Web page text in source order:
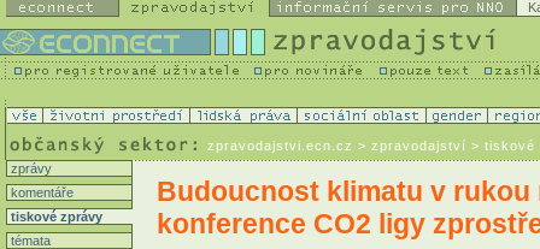
zpravodajstvi.ecn.cz > zpravodajství > tiskové
zprávy
komentáře
tiskové zprávy
témata
Budoucnost klimatu v
konference CO2 ligy